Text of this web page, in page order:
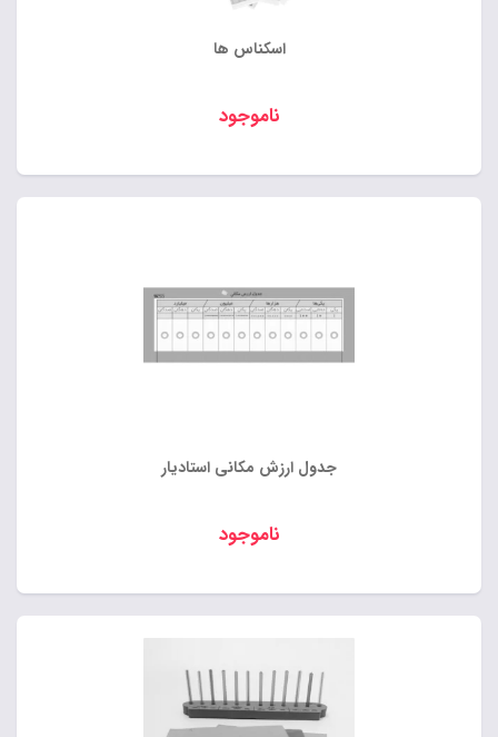
اسکناس ها
ناموجود
جدول ارزش مکانی استادیار
ناموجود